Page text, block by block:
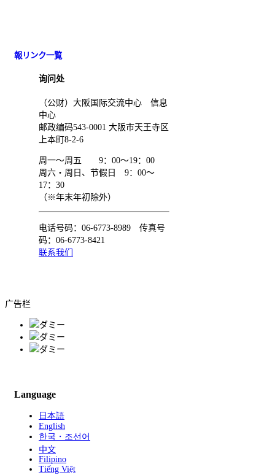
報リンク一覧
询问处
（公财）大阪国际交流中心 信息
中心
邮政编码543-0001 大阪市天王寺区
上本町8-2-6
周一～周五 9：00～19：00
周六・周日、节假日 9：00～
17：30
（※年末年初除外）
电话号码：06-6773-8989 传真号
码：06-6773-8421
联系我们
广告栏
Language
日本語
English
한국・조선어
中文
Filipino
Tiếng Việt